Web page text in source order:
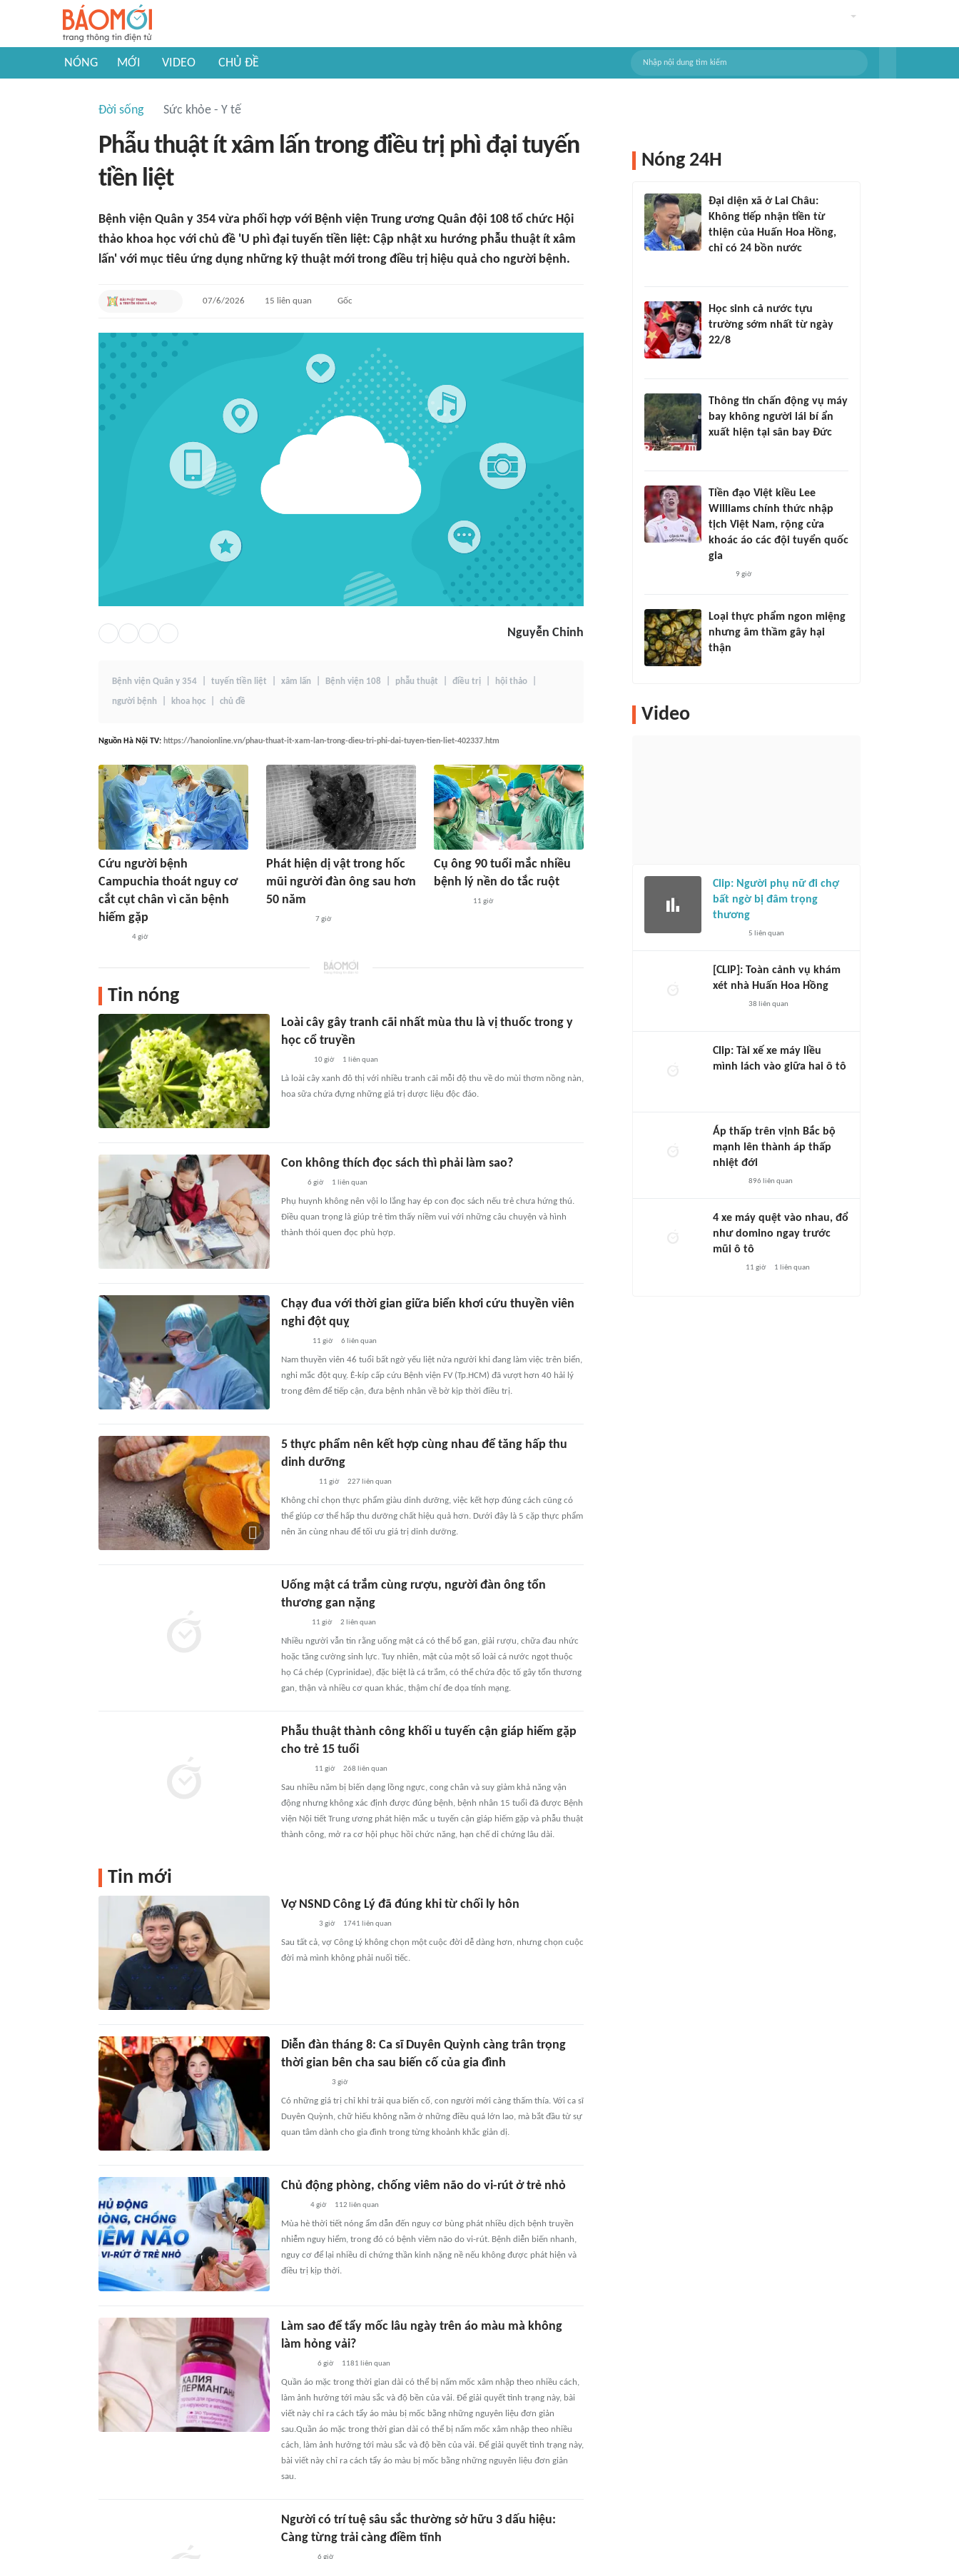
NÓNG MỚI VIDEO CHỦ ĐỀ
Đời sống Sức khỏe - Y tế
Phẫu thuật ít xâm lấn trong điều trị phì đại tuyến
tiền liệt
Bệnh viện Quân y 354 vừa phối hợp với Bệnh viện Trung ương Quân đội 108 tổ chức Hội
thảo khoa học với chủ đề 'U phì đại tuyến tiền liệt: Cập nhật xu hướng phẫu thuật ít xâm
lấn' với mục tiêu ứng dụng những kỹ thuật mới trong điều trị hiệu quả cho người bệnh.
07/6/2026 15 liên quan Gốc
Nguyễn Chinh
Bệnh viện Quân y 354 tuyến tiền liệt xâm lấn Bệnh viện 108 phẫu thuật điều trị hội thảo
người bệnh khoa học chủ đề
Nguồn Hà Nội TV: https://hanoionline.vn/phau-thuat-it-xam-lan-trong-dieu-tri-phi-dai-tuyen-tien-liet-402337.htm
Cứu người bệnh
Campuchia thoát nguy cơ
cắt cụt chân vì căn bệnh
hiếm gặp
4 giờ
Phát hiện dị vật trong hốc
mũi người đàn ông sau hơn
50 năm
7 giờ
Cụ ông 90 tuổi mắc nhiều
bệnh lý nền do tắc ruột
11 giờ
Tin nóng
Loài cây gây tranh cãi nhất mùa thu là vị thuốc trong y
học cổ truyền
10 giờ 1 liên quan
Là loài cây xanh đô thị với nhiều tranh cãi mỗi độ thu về do mùi thơm nồng nàn,
hoa sữa chứa đựng những giá trị dược liệu độc đáo.
Con không thích đọc sách thì phải làm sao?
6 giờ 1 liên quan
Phụ huynh không nên vội lo lắng hay ép con đọc sách nếu trẻ chưa hứng thú.
Điều quan trọng là giúp trẻ tìm thấy niềm vui với những câu chuyện và hình
thành thói quen đọc phù hợp.
Chạy đua với thời gian giữa biển khơi cứu thuyền viên
nghi đột quỵ
11 giờ 6 liên quan
Nam thuyền viên 46 tuổi bất ngờ yếu liệt nửa người khi đang làm việc trên biển,
nghi mắc đột quỵ. Ê-kíp cấp cứu Bệnh viện FV (Tp.HCM) đã vượt hơn 40 hải lý
trong đêm để tiếp cận, đưa bệnh nhân về bờ kịp thời điều trị.
5 thực phẩm nên kết hợp cùng nhau để tăng hấp thu
dinh dưỡng
11 giờ 227liên quan
Không chỉ chọn thực phẩm giàu dinh dưỡng, việc kết hợp đúng cách cũng có
thể giúp cơ thể hấp thu dưỡng chất hiệu quả hơn. Dưới đây là 5 cặp thực phẩm
nên ăn cùng nhau để tối ưu giá trị dinh dưỡng.
Uống mật cá trắm cùng rượu, người đàn ông tổn
thương gan nặng
11 giờ 2 liên quan
Nhiều người vẫn tin rằng uống mật cá có thể bổ gan, giải rượu, chữa đau nhức
hoặc tăng cường sinh lực. Tuy nhiên, mật của một số loài cá nước ngọt thuộc
họ Cá chép (Cyprinidae), đặc biệt là cá trắm, có thể chứa độc tố gây tổn thương
gan, thận và nhiều cơ quan khác, thậm chí đe dọa tính mạng.
Phẫu thuật thành công khối u tuyến cận giáp hiếm gặp
cho trẻ 15 tuổi
11 giờ 268 liên quan
Sau nhiều năm bị biến dạng lồng ngực, cong chân và suy giảm khả năng vận
động nhưng không xác định được đúng bệnh, bệnh nhân 15 tuổi đã được Bệnh
viện Nội tiết Trung ương phát hiện mắc u tuyến cận giáp hiếm gặp và phẫu thuật
thành công, mở ra cơ hội phục hồi chức năng, hạn chế di chứng lâu dài.
Tin mới
Vợ NSND Công Lý đã đúng khi từ chối ly hôn
3 giờ 1741 liên quan
Sau tất cả, vợ Công Lý không chọn một cuộc đời dễ dàng hơn, nhưng chọn cuộc
đời mà mình không phải nuối tiếc.
Diễn đàn tháng 8: Ca sĩ Duyên Quỳnh càng trân trọng
thời gian bên cha sau biến cố của gia đình
3 giờ
Có những giá trị chỉ khi trải qua biến cố, con người mới càng thấm thía. Với ca sĩ
Duyên Quỳnh, chữ hiếu không nằm ở những điều quá lớn lao, mà bắt đầu từ sự
quan tâm dành cho gia đình trong từng khoảnh khắc giản dị.
Chủ động phòng, chống viêm não do vi-rút ở trẻ nhỏ
4 giờ 112 liên quan
Mùa hè thời tiết nóng ẩm dẫn đến nguy cơ bùng phát nhiều dịch bệnh truyền
nhiễm nguy hiểm, trong đó có bệnh viêm não do vi-rút. Bệnh diễn biến nhanh,
nguy cơ để lại nhiều di chứng thần kinh nặng nề nếu không được phát hiện và
điều trị kịp thời.
Làm sao để tẩy mốc lâu ngày trên áo màu mà không
làm hỏng vải?
6 giờ 1181 liên quan
Quần áo mặc trong thời gian dài có thể bị nấm mốc xâm nhập theo nhiều cách,
làm ảnh hưởng tới màu sắc và độ bền của vải. Để giải quyết tình trạng này, bài
viết này chỉ ra cách tẩy áo màu bị mốc bằng những nguyên liệu đơn giản
sau.Quần áo mặc trong thời gian dài có thể bị nấm mốc xâm nhập theo nhiều
cách, làm ảnh hưởng tới màu sắc và độ bền của vải. Để giải quyết tình trạng này,
bài viết này chỉ ra cách tẩy áo màu bị mốc bằng những nguyên liệu đơn giản
sau.
Người có trí tuệ sâu sắc thường sở hữu 3 dấu hiệu:
Càng từng trải càng điềm tĩnh
6 giờ
Nóng 24H
Đại diện xã ở Lai Châu:
Không tiếp nhận tiền từ
thiện của Huấn Hoa Hồng,
chỉ có 24 bồn nước
Học sinh cả nước tựu
trường sớm nhất từ ngày
22/8
Thông tin chấn động vụ máy
bay không người lái bí ẩn
xuất hiện tại sân bay Đức
Tiền đạo Việt kiều Lee
Williams chính thức nhập
tịch Việt Nam, rộng cửa
khoác áo các đội tuyển quốc
gia
9 giờ
Loại thực phẩm ngon miệng
nhưng âm thầm gây hại
thận
Video
Clip: Người phụ nữ đi chợ
bất ngờ bị đâm trọng
thương
5 liên quan
[CLIP]: Toàn cảnh vụ khám
xét nhà Huấn Hoa Hồng
38 liên quan
Clip: Tài xế xe máy liều
mình lách vào giữa hai ô tô
Áp thấp trên vịnh Bắc bộ
mạnh lên thành áp thấp
nhiệt đới
896 liên quan
4 xe máy quệt vào nhau, đổ
như domino ngay trước
mũi ô tô
11 giờ 1 liên quan